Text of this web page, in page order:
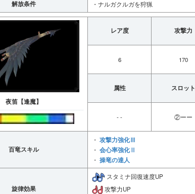
解放条件 ・ナルガクルガを狩猟
夜笛【逢魔】
レア度 攻撃力
6 170
属性 スロット
- - ②ーー
百竜スキル
・ 攻撃力強化Ⅲ
・ 会心率強化Ⅱ
・ 操竜の達人
旋律効果
スタミナ回復速度UP
攻撃力UP